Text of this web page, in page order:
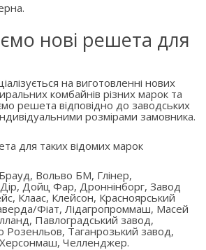
нові решета для
на виготовленні нових
комбайнів різних марок та
решета відповідно до заводських
розмірами замовника.
для таких відомих марок
Вольво БМ, Глінер,
Дойц Фар, Дроннінборг, Завод
Клаас, Клейсон, Красноярський
Фіат, Лідагропроммаш, Масей
Павлоградський завод,
Розенльов, Таганрозький завод,
Челленджер.